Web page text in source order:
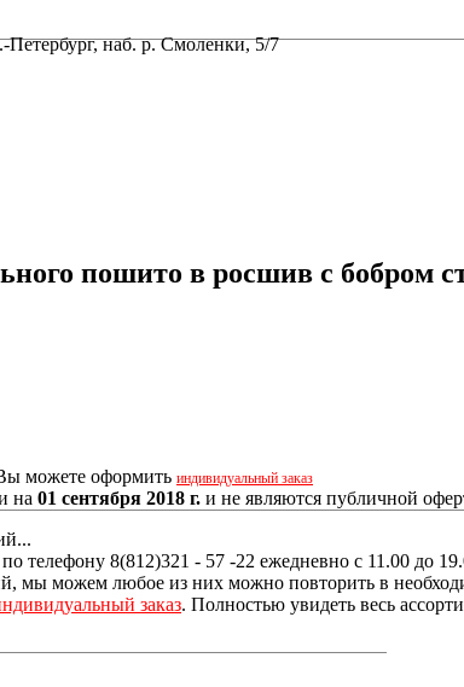
наб. р. Смоленки, 5/7
пошито в росшив с
можете оформить индивидуальный заказ
на 01 сентября 2018 г. и не являются публичной
телефону 8(812)321 - 57 -22 ежедневно с 11.00 до
мы можем любое из них можно повторить в
заказ. Полностью увидеть весь